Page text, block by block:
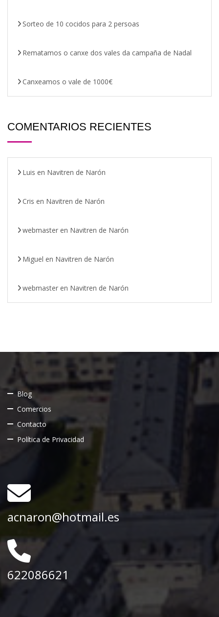
Sorteo de 10 cocidos para 2 persoas
Rematamos o canxe dos vales da campaña de Nadal
Canxeamos o vale de 1000€
COMENTARIOS RECIENTES
Luis en Navitren de Narón
Cris en Navitren de Narón
webmaster en Navitren de Narón
Miguel en Navitren de Narón
webmaster en Navitren de Narón
Blog
Comercios
Contacto
Política de Privacidad
acnaron@hotmail.es
622086621